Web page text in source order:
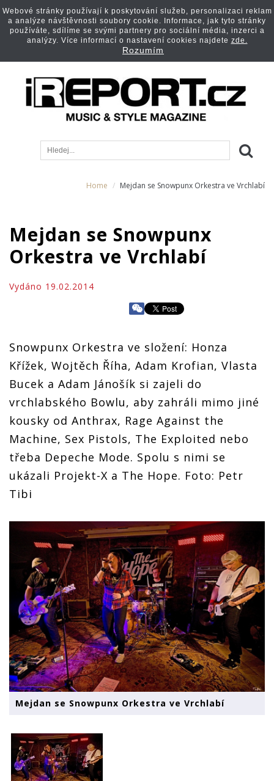
Home Mejdan se Snowpunx Orkestra ve Vrchlabí
Mejdan se Snowpunx
Orkestra ve Vrchlabí
Vydáno 19.02.2014
Snowpunx Orkestra ve složení: Honza
Křížek, Wojtěch Říha, Adam Krofian, Vlasta
Bucek a Adam Jánošík si zajeli do
vrchlabského Bowlu, aby zahráli mimo jiné
kousky od Anthrax, Rage Against the
Machine, Sex Pistols, The Exploited nebo
třeba Depeche Mode. Spolu s nimi se
ukázali Projekt-X a The Hope. Foto: Petr
Tibi
Mejdan se Snowpunx Orkestra ve Vrchlabí
Webové stránky používají k poskytování služeb, personalizaci reklam
a analýze návštěvnosti soubory cookie. Informace, jak tyto stránky
používáte, sdílíme se svými partnery pro sociální média, inzerci a
analýzy. Více informací o nastavení cookies najdete zde.
Rozumím